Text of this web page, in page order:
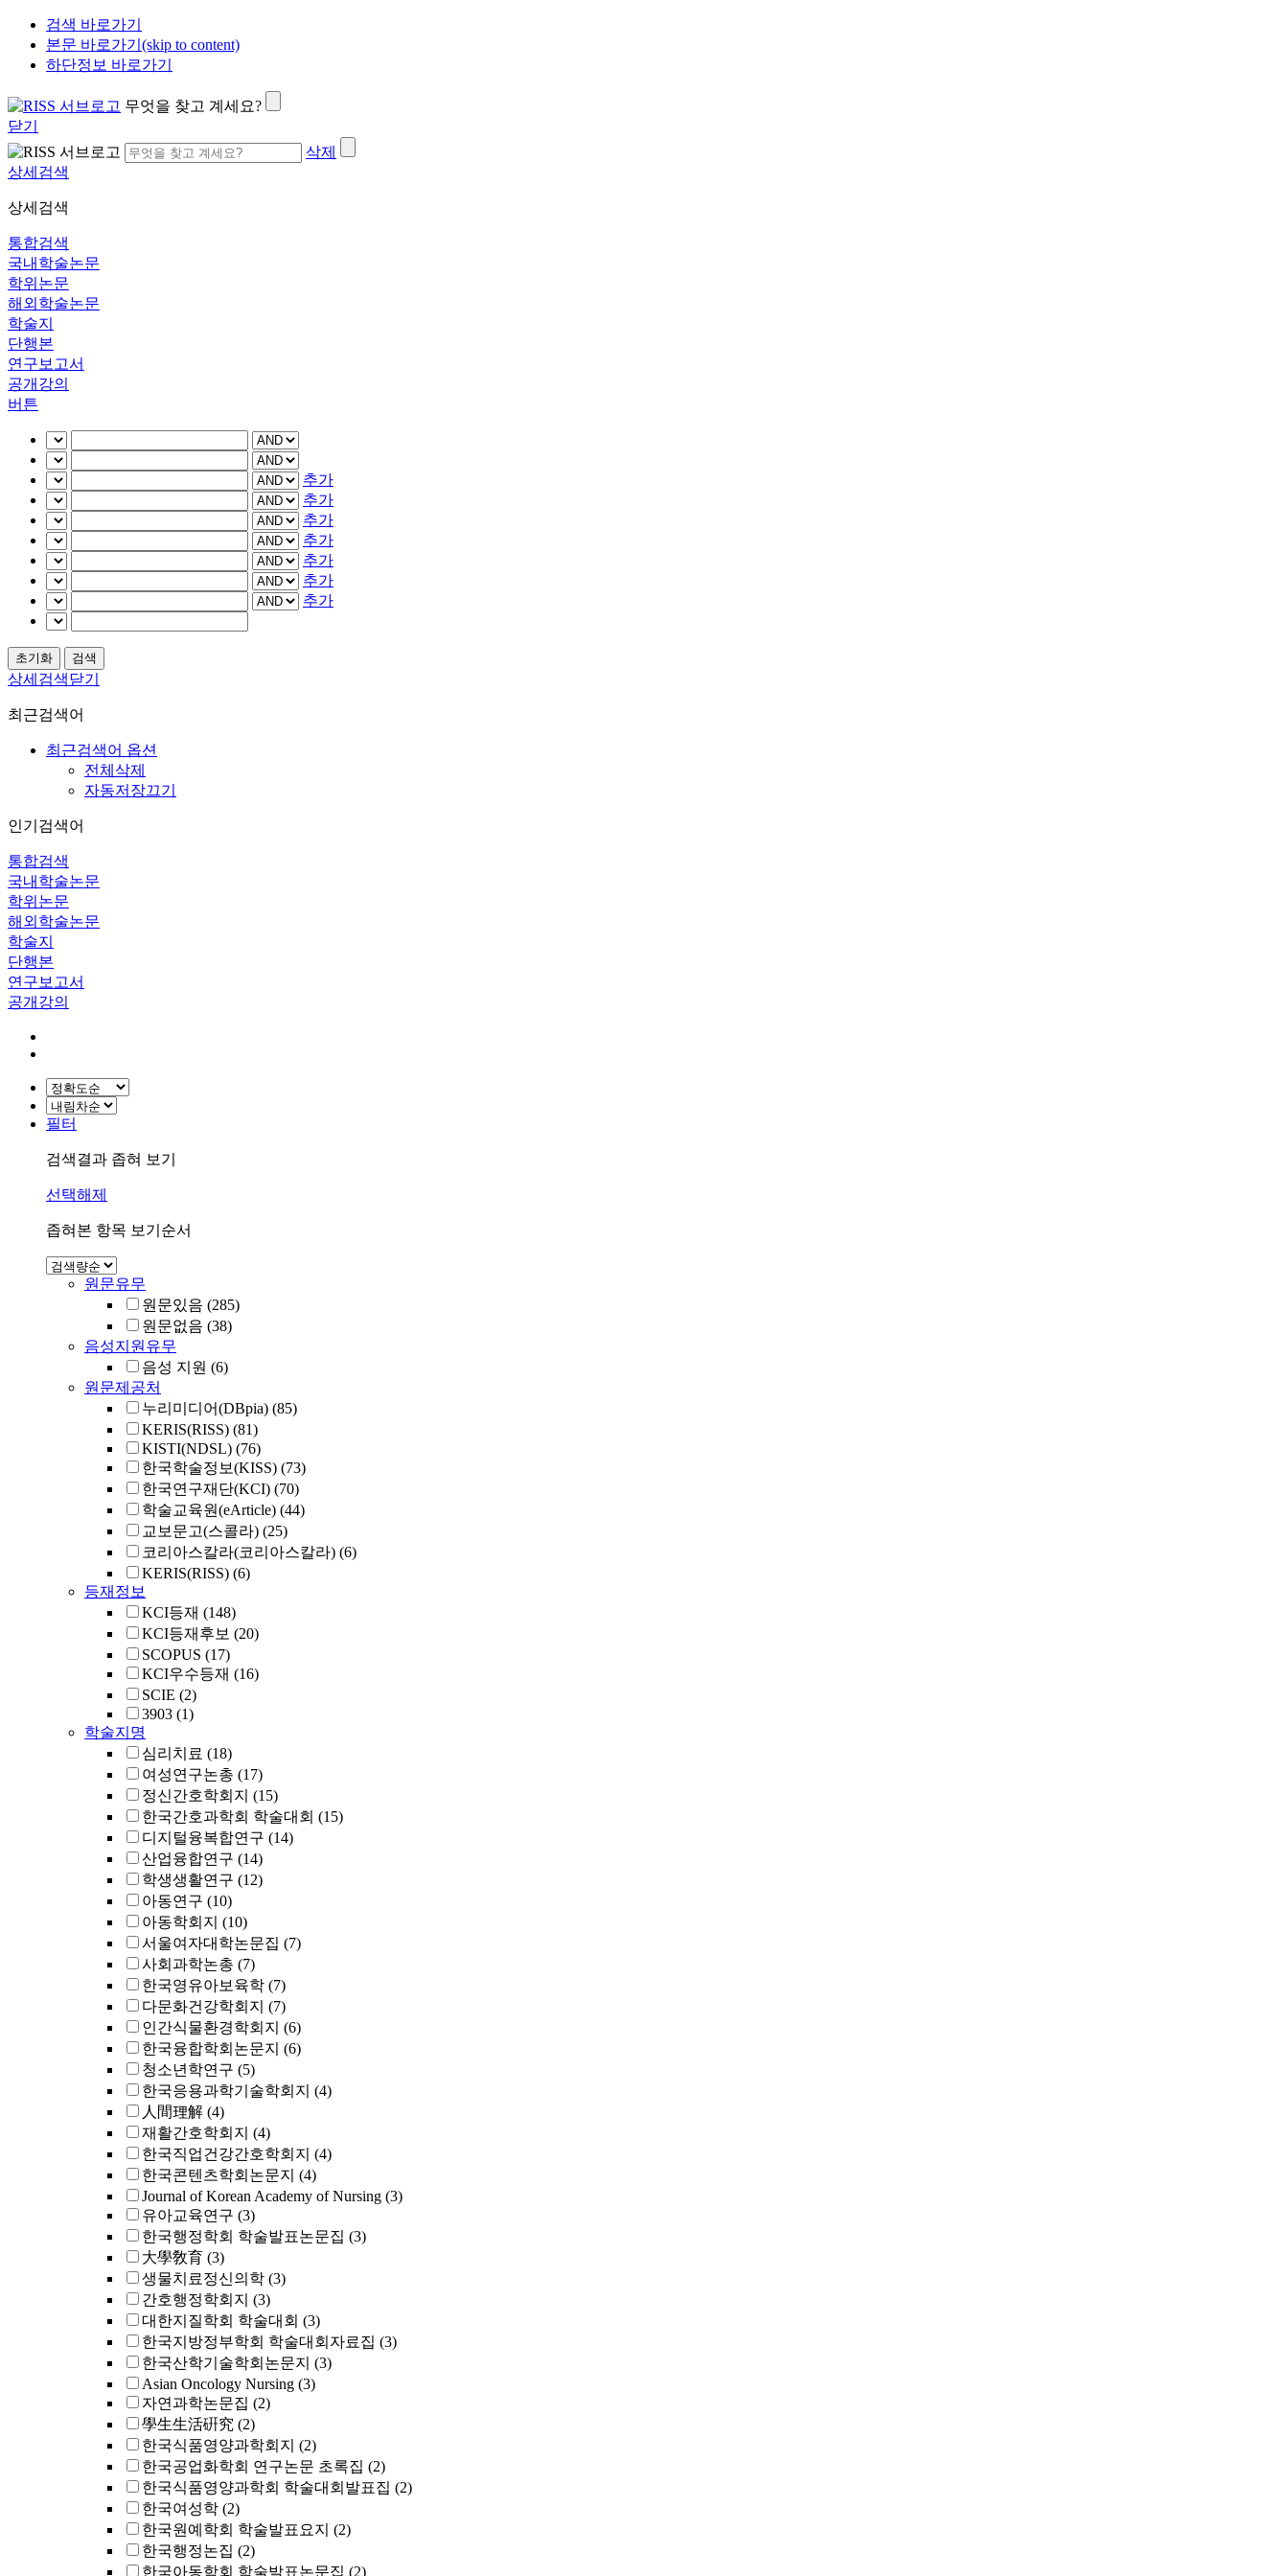
검색 바로가기
본문 바로가기(skip to content)
하단정보 바로가기
무엇을 찾고 계세요?
닫기
삭제
상세검색
상세검색
통합검색
국내학술논문
학위논문
해외학술논문
학술지
단행본
연구보고서
공개강의
버튼
추가
추가
추가
추가
추가
추가
추가
상세검색닫기
최근검색어
최근검색어 옵션
전체삭제
자동저장끄기
인기검색어
통합검색
국내학술논문
학위논문
해외학술논문
학술지
단행본
연구보고서
공개강의
필터
검색결과 좁혀 보기
선택해제
좁혀본 항목 보기순서
원문유무
원문있음 (285)
원문없음 (38)
음성지원유무
음성 지원 (6)
원문제공처
누리미디어(DBpia) (85)
KERIS(RISS) (81)
KISTI(NDSL) (76)
한국학술정보(KISS) (73)
한국연구재단(KCI) (70)
학술교육원(eArticle) (44)
교보문고(스콜라) (25)
코리아스칼라(코리아스칼라) (6)
KERIS(RISS) (6)
등재정보
KCI등재 (148)
KCI등재후보 (20)
SCOPUS (17)
KCI우수등재 (16)
SCIE (2)
3903 (1)
학술지명
심리치료 (18)
여성연구논총 (17)
정신간호학회지 (15)
한국간호과학회 학술대회 (15)
디지털융복합연구 (14)
산업융합연구 (14)
학생생활연구 (12)
아동연구 (10)
아동학회지 (10)
서울여자대학논문집 (7)
사회과학논총 (7)
한국영유아보육학 (7)
다문화건강학회지 (7)
인간식물환경학회지 (6)
한국융합학회논문지 (6)
청소년학연구 (5)
한국응용과학기술학회지 (4)
人間理解 (4)
재활간호학회지 (4)
한국직업건강간호학회지 (4)
한국콘텐츠학회논문지 (4)
Journal of Korean Academy of Nursing (3)
유아교육연구 (3)
한국행정학회 학술발표논문집 (3)
大學敎育 (3)
생물치료정신의학 (3)
간호행정학회지 (3)
대한지질학회 학술대회 (3)
한국지방정부학회 학술대회자료집 (3)
한국산학기술학회논문지 (3)
Asian Oncology Nursing (3)
자연과학논문집 (2)
學生生活硏究 (2)
한국식품영양과학회지 (2)
한국공업화학회 연구논문 초록집 (2)
한국식품영양과학회 학술대회발표집 (2)
한국여성학 (2)
한국원예학회 학술발표요지 (2)
한국행정논집 (2)
한국아동학회 학술발표논문집 (2)